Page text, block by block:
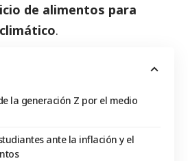
de alimentos para
.
la generación Z por el medio
ante la inflación y el